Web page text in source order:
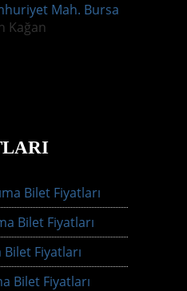
Mah. Bursa
Kağan
Bilet Fiyatları
Bilet Fiyatları
Fiyatları
Bilet Fiyatları